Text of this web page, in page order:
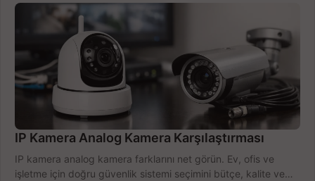
IP Kamera Analog Kamera Karşılaştırması
IP kamera analog kamera farklarını net görün. Ev, ofis ve
işletme için doğru güvenlik sistemi seçimini bütçe, kalite ve